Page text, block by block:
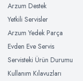
Arzum Destek
Yetkili Servisler
Arzum Yedek Parça
Evden Eve Servis
Servisteki Ürün Durumu
Kullanım Kılavuzları